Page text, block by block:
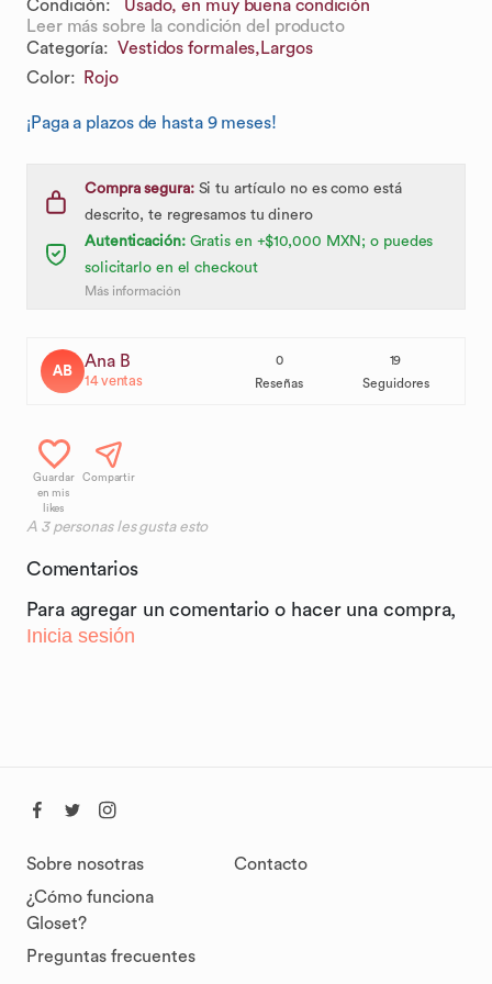
Condición:
Usado, en muy buena condición
Leer más sobre la condición del producto
Categoría: Vestidos formales, Largos
Color: Rojo
¡Paga a plazos de hasta 9 meses!
Compra segura:Si tu artículo no es como está
descrito, te regresamos tu dinero
Autenticación:Gratis en +$10,000 MXN; o puedes
solicitarlo en el checkout
Más información
AB Ana B
14ventas
0
Reseñas
19
Seguidores
Guardar
en mis
likes
Compartir
A 3personas les gusta esto
Comentarios
Para agregar un comentario o hacer una compra,
Inicia sesión
Sobre nosotras
¿Cómo funciona
Gloset?
Preguntas frecuentes
Contacto